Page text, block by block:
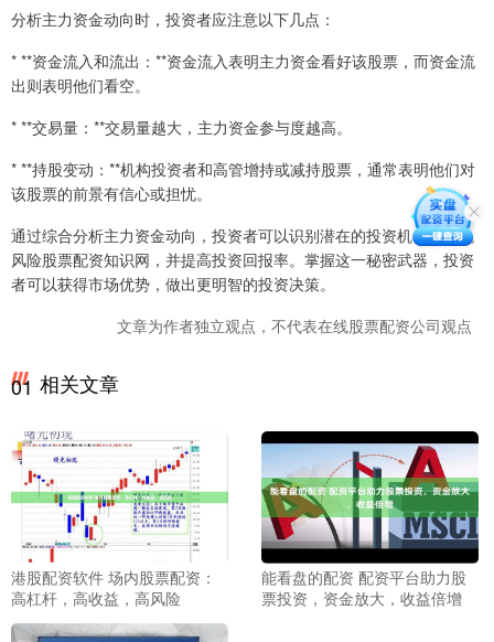
分析主力资金动向时，投资者应注意以下几点：
* **资金流入和流出：**资金流入表明主力资金看好该股票，而资金流
出则表明他们看空。
* **交易量：**交易量越大，主力资金参与度越高。
* **持股变动：**机构投资者和高管增持或减持股票，通常表明他们对
该股票的前景有信心或担忧。
通过综合分析主力资金动向，投资者可以识别潜在的投资机会，避免
风险股票配资知识网，并提高投资回报率。掌握这一秘密武器，投资
者可以获得市场优势，做出更明智的投资决策。
文章为作者独立观点，不代表在线股票配资公司观点
01 相关文章
港股配资软件 场内股票配资：
高杠杆，高收益，高风险
能看盘的配资 配资平台助力股
票投资，资金放大，收益倍增